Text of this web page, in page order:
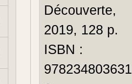
Découverte,
2019, 128 p.
ISBN :
978234803631